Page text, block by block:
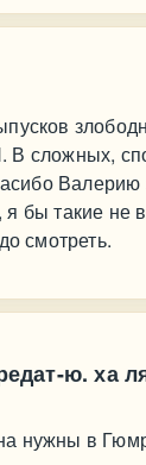
сложных,
бы такие не
смотреть.
ю. ха
нужны в